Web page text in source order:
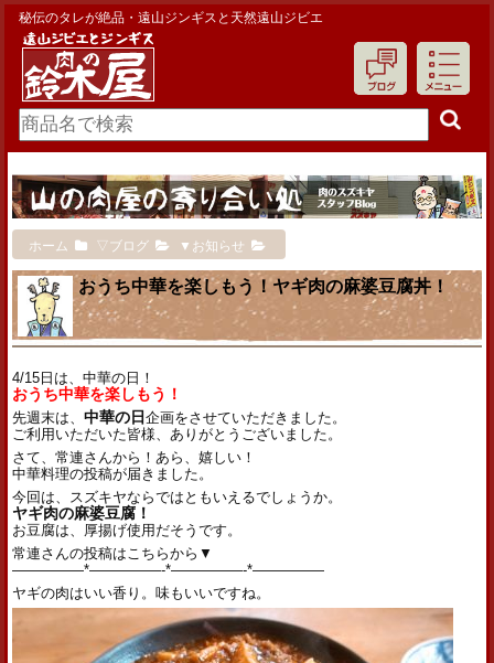
秘伝のタレが絶品・遠山ジンギスと天然遠山ジビエ
ホーム ▽ブログ ▼お知らせ
おうち中華を楽しもう！ヤギ肉の麻婆豆腐丼！
4/15日は、中華の日！
おうち中華を楽しもう！
先週末は、中華の日企画をさせていただきました。
ご利用いただいた皆様、ありがとうございました。
さて、常連さんから！あら、嬉しい！
中華料理の投稿が届きました。
今回は、スズキヤならではともいえるでしょうか。
ヤギ肉の麻婆豆腐！
お豆腐は、厚揚げ使用だそうです。
常連さんの投稿はこちらから▼
—————*—————-*—————-*—————
ヤギの肉はいい香り。味もいいですね。